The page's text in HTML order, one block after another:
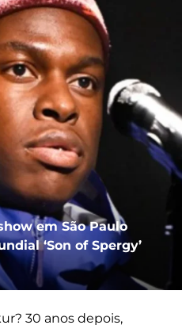
em São Paulo
‘Son of Spergy’